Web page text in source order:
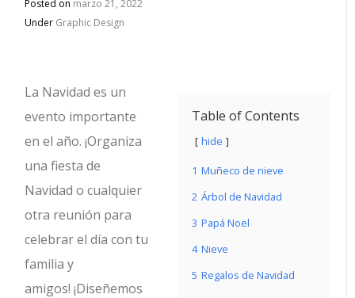
Posted on marzo 21, 2022
Under Graphic Design
Table of Contents
hide
1 Muñeco de nieve
2 Árbol de Navidad
3 Papá Noel
4 Nieve
5 Regalos de Navidad
La Navidad es un
evento importante
en el año. ¡Organiza
una fiesta de
Navidad o cualquier
otra reunión para
celebrar el día con tu
familia y
amigos! ¡Diseñemos